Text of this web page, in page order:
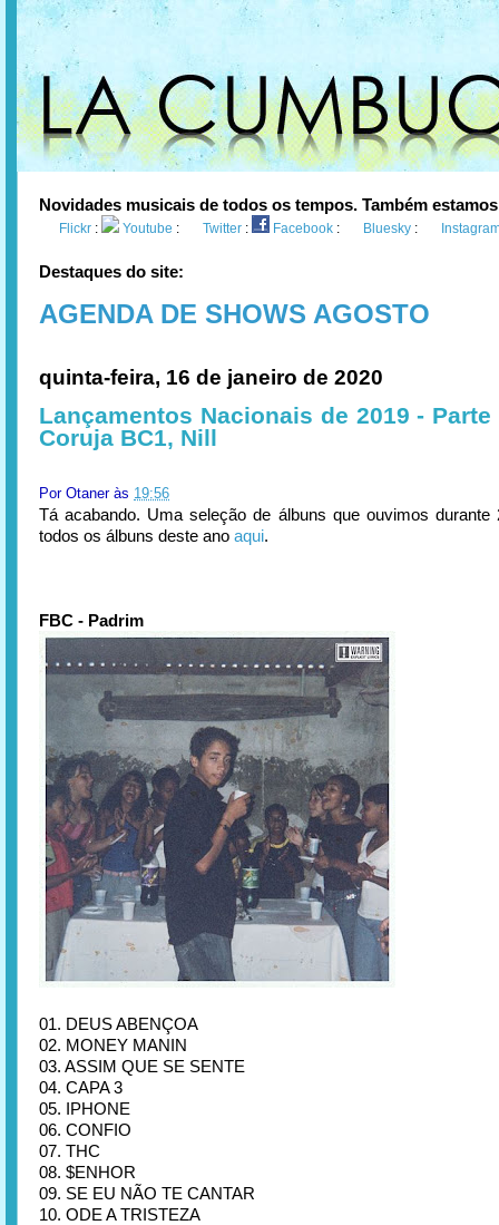
Novidades musicais de todos os tempos. Também
Flickr : Youtube : Twitter : Facebook : Bluesky :
Destaques do site:
AGENDA DE SHOWS AGOSTO
quinta-feira, 16 de janeiro de 2020
Lançamentos Nacionais de 2019 - Parte
Coruja BC1, Nill
Por Otaner às 19:56
Tá acabando. Uma seleção de álbuns que ouvimos durante
todos os álbuns deste ano aqui.
FBC - Padrim
01. DEUS ABENÇOA
02. MONEY MANIN
03. ASSIM QUE SE SENTE
04. CAPA 3
05. IPHONE
06. CONFIO
07. THC
08. $ENHOR
09. SE EU NÃO TE CANTAR
10. ODE A TRISTEZA